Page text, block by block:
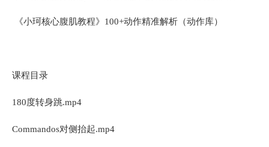
《小珂核心腹肌教程》100+动作精准解析（动作库）
课程目录
180度转身跳.mp4
Commandos对侧抬起.mp4